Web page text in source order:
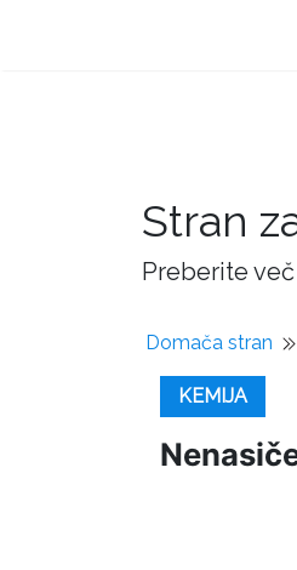
Stran
Preberite
Domača stran
KEMIJA